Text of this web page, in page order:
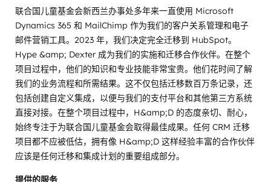
联合国儿童基金会新西兰办事处多年来一直使用 Microsoft
Dynamics 365 和 MailChimp 作为我们的客户关系管理和电子
邮件营销工具。2023 年，我们决定完全迁移到 HubSpot。
Hype &amp; Dexter 成为我们的实施和迁移合作伙伴。在整个
项目过程中，他们的知识和专业技能非常宝贵。他们花时间了解
我们的业务流程和所需结果。这不仅包括迁移数百万条记录，还
包括创建自定义集成，以便与我们的支付平台和其他第三方系统
直接对接。在整个项目过程中，H&amp;D 的态度亲切、耐心，
始终专注于为联合国儿童基金会取得最佳成果。任何 CRM 迁移
项目都不应被低估，拥有像 H&amp;D 这样经验丰富的合作伙伴
应该是任何迁移和集成计划的重要组成部分。
提供的服务